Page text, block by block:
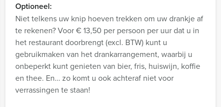
Optioneel:
Niet telkens uw knip hoeven trekken om uw drankje af
te rekenen? Voor € 13,50 per persoon per uur dat u in
het restaurant doorbrengt (excl. BTW) kunt u
gebruikmaken van het drankarrangement, waarbij u
onbeperkt kunt genieten van bier, fris, huiswijn, koffie
en thee. En… zo komt u ook achteraf niet voor
verrassingen te staan!